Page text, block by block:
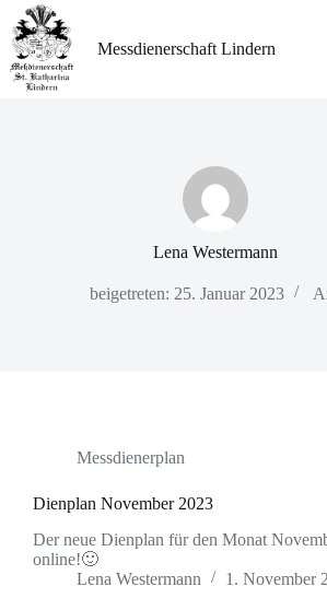
Zum
Inhalt
springen
Messdienerschaft Lindern
Lena Westermann
beigetreten: 25. Januar 2023
Messdienerplan
Dienplan November 2023
Der neue Dienplan für den Monat
online!🙂
Lena Westermann
1. November